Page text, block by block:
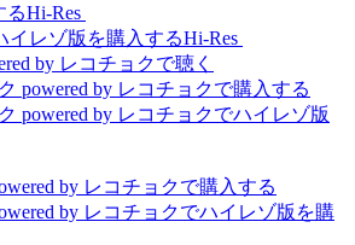
Hi-Res
Hi-Res